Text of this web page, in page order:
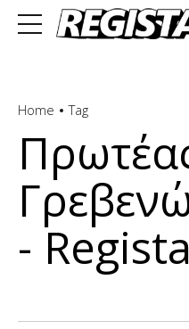
Home Tag
-